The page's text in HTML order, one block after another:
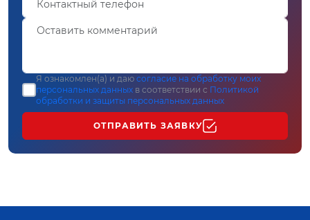
Я ознакомлен(а) и даю согласие на обработку моих
персональных данных в соответствии с Политикой
обработки и защиты персональных данных
ОТПРАВИТЬ ЗАЯВКУ